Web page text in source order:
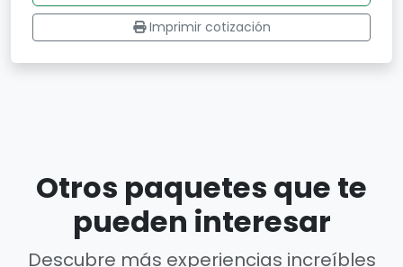
Imprimir cotización
Otros paquetes que te
pueden interesar
Descubre más experiencias increíbles